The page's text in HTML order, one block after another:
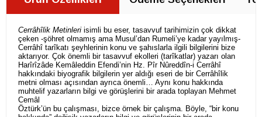
Cerrâhîlik Metinleri isimli bu eser, tasavvuf tarihimizin çok dikkat
çeken -şöhret olmamış ama Musul’dan Rumeli’ye kadar yayılmış-
Cerrâhî tarîkatı şeyhlerinin konu ve şahıslarla ilgili bilgilerini bize
aktarıyor. Çok önemli bir tasavvuf ekolleri (tarîkatlar) yazarı olan
Harîrîzâde Kemâleddin Efendi’nin Hz. Pîr Nûreddîn-i Cerrâhî
hakkındaki biyografik bilgilerin yer aldığı eseri de bir Cerrâhîlik
metni olması açısından ayrıca önemli… Aynı konu hakkında
muhtelif yazarların bilgi ve görüşlerini bir arada toplayan Mehmet
Cemâl
Öztürk’ün bu çalışması, bizce örnek bir çalışma. Böyle, “bir konu